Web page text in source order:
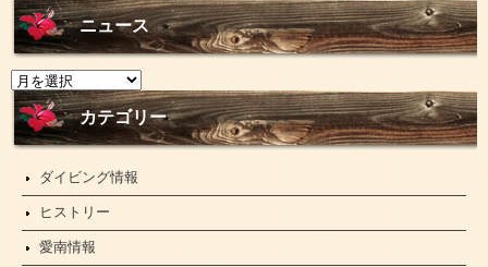
ニュース
ニ
ュ
ー
カテゴリー
ダイビング情報
ヒストリー
愛南情報